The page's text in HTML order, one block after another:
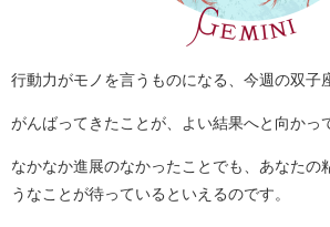
行動力がモノを言うものになる、今週の双子
がんばってきたことが、よい結果へと向かっ
なかなか進展のなかったことでも、あなたの
うなことが待っているといえるのです。